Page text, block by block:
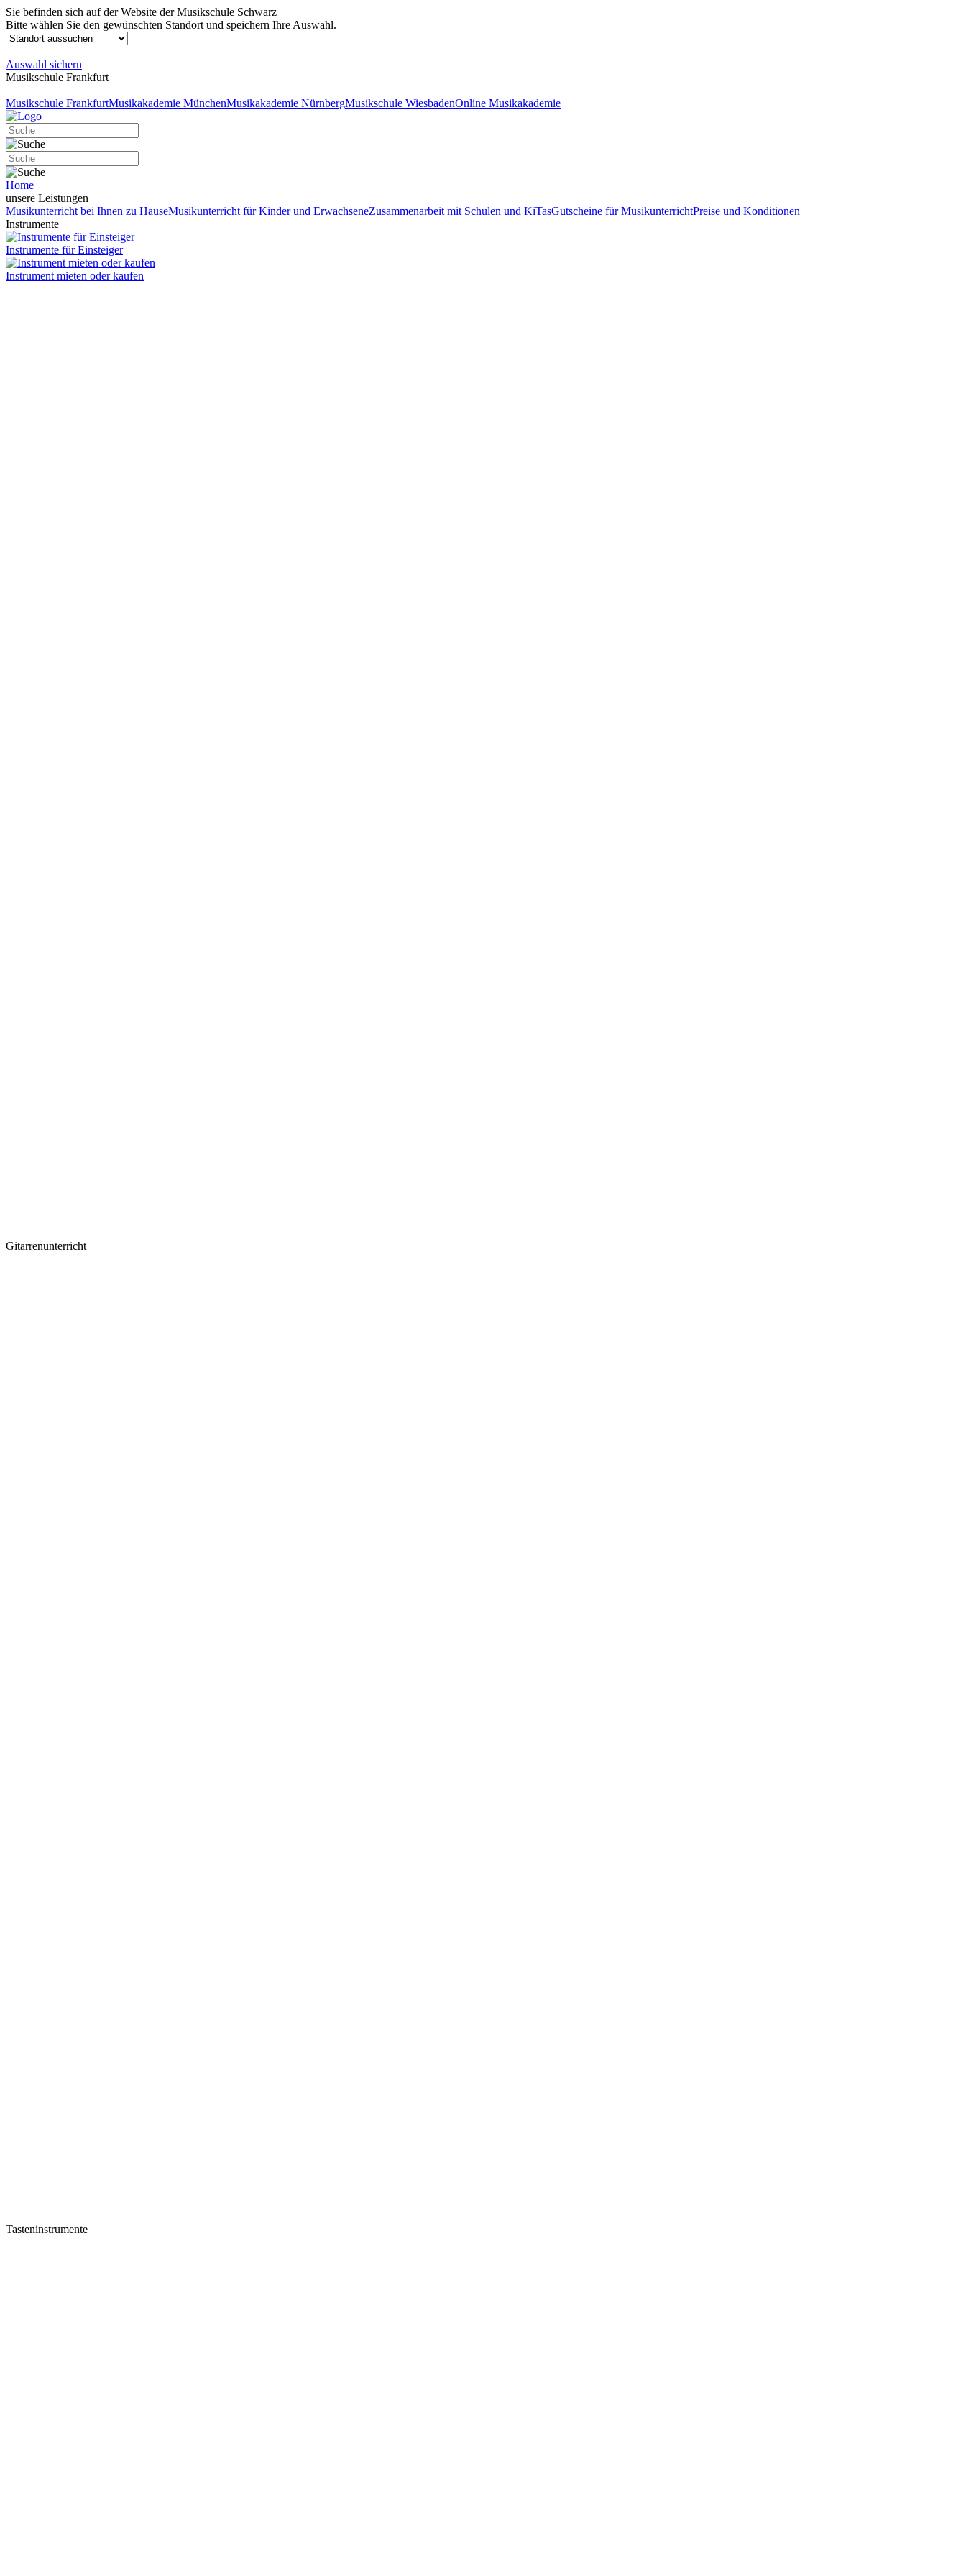
Sie befinden sich auf der Website der Musikschule Schwarz
Bitte wählen Sie den gewünschten Standort und speichern Ihre Auswahl.
Auswahl sichern
Musikschule Frankfurt
Musikschule FrankfurtMusikakademie MünchenMusikakademie NürnbergMusikschule WiesbadenOnline Musikakademie
Home
unsere Leistungen
Musikunterricht bei Ihnen zu HauseMusikunterricht für Kinder und ErwachseneZusammenarbeit mit Schulen und KiTasGutscheine für MusikunterrichtPreise und Konditionen
Instrumente
Instrumente für Einsteiger
Instrument mieten oder kaufen
Gitarrenunterricht
Tasteninstrumente